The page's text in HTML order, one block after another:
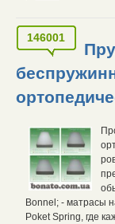
146001
Bonnel; - матрасы
Poket Spring, где